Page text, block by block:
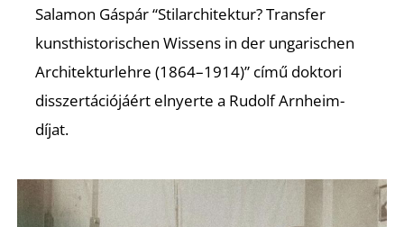
Salamon Gáspár “Stilarchitektur? Transfer
kunsthistorischen Wissens in der ungarischen
Architekturlehre (1864–1914)” című doktori
disszertációjáért elnyerte a Rudolf Arnheim-
díjat.